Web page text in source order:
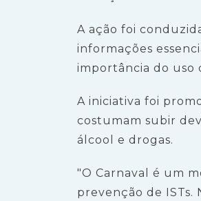
A ação foi
informações
importância do uso
A iniciativa foi
costumam subir
álcool e drogas.
"O Carnaval é um
prevenção de ISTs.